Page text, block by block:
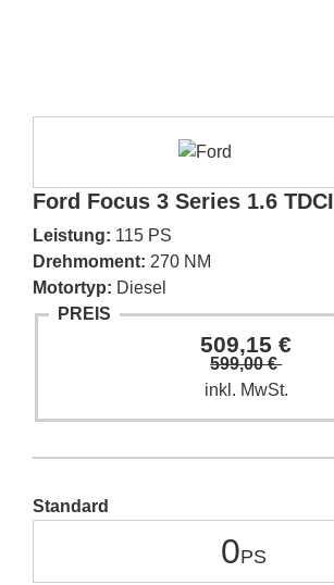
Ford Focus 3 Series 1.6 TDCI
Leistung: 115 PS
Drehmoment: 270 NM
Motortyp: Diesel
PREIS
509,15 €
599,00 €
inkl. MwSt.
Standard
0